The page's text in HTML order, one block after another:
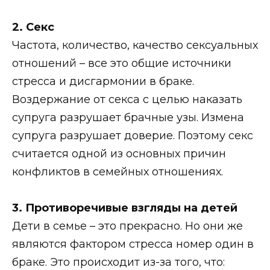
2. Секс
Частота, количество, качество сексуальных
отношений – все это общие источники
стресса и дисгармонии в браке.
Воздержание от секса с целью наказать
супруга разрушает брачные узы. Измена
супруга разрушает доверие. Поэтому секс
считается одной из основных причин
конфликтов в семейных отношениях.
3. Противоречивые взгляды на детей
Дети в семье – это прекрасно. Но они же
являются фактором стресса номер один в
браке. Это происходит из-за того, что: